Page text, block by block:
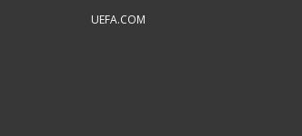
UEFA.COM